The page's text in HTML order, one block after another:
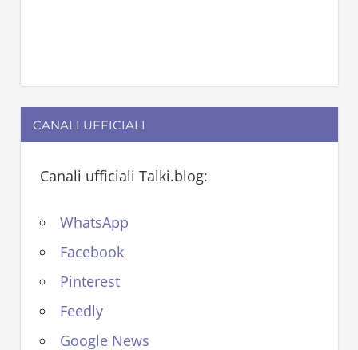
CANALI UFFICIALI
Canali ufficiali Talki.blog:
WhatsApp
Facebook
Pinterest
Feedly
Google News